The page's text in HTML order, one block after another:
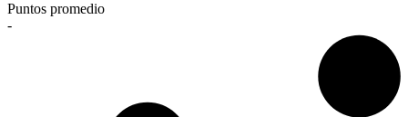
Puntos promedio
-